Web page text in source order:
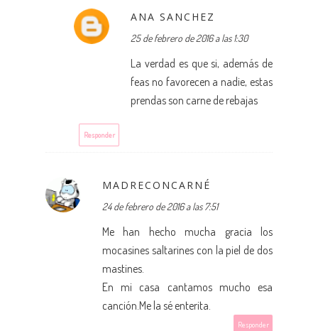
ANA SANCHEZ
25 de febrero de 2016 a las 1:30
La verdad es que si, además de
feas no favorecen a nadie, estas
prendas son carne de rebajas
Responder
MADRECONCARNÉ
24 de febrero de 2016 a las 7:51
Me han hecho mucha gracia los
mocasines saltarines con la piel de dos
mastines.
En mi casa cantamos mucho esa
canción.Me la sé enterita.
Responder